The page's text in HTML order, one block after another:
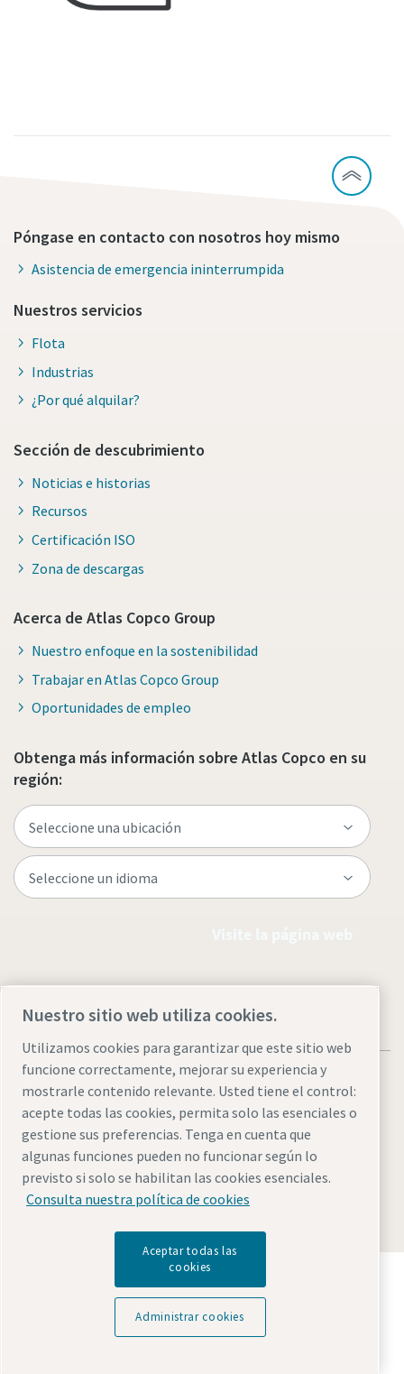
Póngase en contacto con nosotros hoy mismo
Asistencia de emergencia ininterrumpida
Nuestros servicios
Flota
Industrias
¿Por qué alquilar?
Sección de descubrimiento
Noticias e historias
Recursos
Certificación ISO
Zona de descargas
Acerca de Atlas Copco Group
Nuestro enfoque en la sostenibilidad
Trabajar en Atlas Copco Group
Oportunidades de empleo
Obtenga más información sobre Atlas Copco en su
región:
Aviso legal y aviso de privacidadAdministrar cookies
AccesibilidadMapa del sitio
© 2026 Atlas Copco AB
Descubre cómo Atlas Copco Group impulsa la
tecnología que transforma el futuro.
Visita la web de Atlas Copco Group
Nuestro sitio web utiliza cookies.
Utilizamos cookies para garantizar que este sitio web
funcione correctamente, mejorar su experiencia y
mostrarle contenido relevante. Usted tiene el control:
acepte todas las cookies, permita solo las esenciales o
gestione sus preferencias. Tenga en cuenta que
algunas funciones pueden no funcionar según lo
previsto si solo se habilitan las cookies esenciales.
Consulta nuestra política de cookies
Aceptar todas las
cookies
Administrar cookies